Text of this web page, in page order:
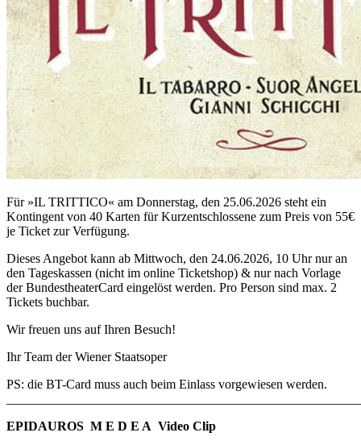
Für »IL TRITTICO« am Donnerstag, den 25.06.2026 steht ein
Kontingent von 40 Karten für Kurzentschlossene zum Preis von 55€
je Ticket zur Verfügung.
Dieses Angebot kann ab Mittwoch, den 24.06.2026, 10 Uhr nur an
den Tageskassen (nicht im online Ticketshop) & nur nach Vorlage
der BundestheaterCard eingelöst werden. Pro Person sind max. 2
Tickets buchbar.
Wir freuen uns auf Ihren Besuch!
Ihr Team der Wiener Staatsoper
PS: die BT-Card muss auch beim Einlass vorgewiesen werden.
EPIDAUROS M E D E A Video Clip